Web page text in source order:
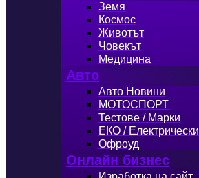
Земя
Космос
Животът
Човекът
Медицина
Авто
Авто Новини
МОТОСПОРТ
Тестове / Марки
ЕКО / Електрически
Офроуд
Онлайн бизнес